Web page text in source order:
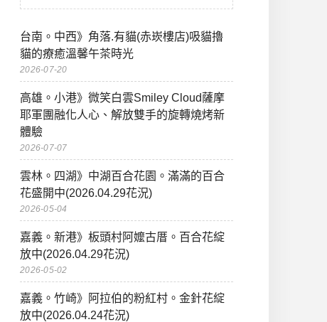
台南。中西》角落.有貓(赤崁樓店)吸貓擼
貓的療癒溫馨午茶時光
2026-07-20
高雄。小港》微笑白雲Smiley Cloud薩摩
耶軍團融化人心、解放雙手的旋轉燒烤新
體驗
2026-07-07
雲林。四湖》中湖百合花園。滿滿的百合
花盛開中(2026.04.29花況)
2026-05-04
嘉義。新港》板頭村阿嬤古厝。百合花綻
放中(2026.04.29花況)
2026-05-02
嘉義。竹崎》阿拉伯的粉紅村。金針花綻
放中(2026.04.24花況)